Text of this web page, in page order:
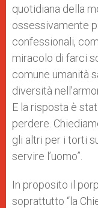
quotidiana della
ossessivamente
confessionali,
miracolo di farci
comune umanità
diversità
E la risposta è
perdere.
gli altri per i torti
servire l’uomo”.
In proposito il
soprattutto “la